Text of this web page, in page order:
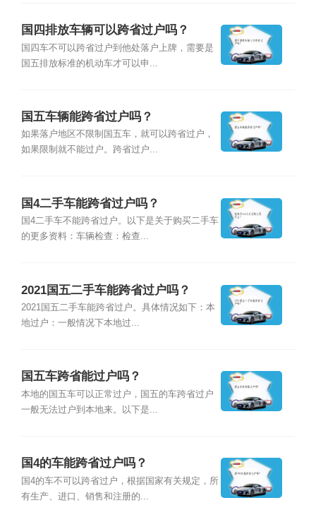
国四排放车辆可以跨省过户吗？
国四车不可以跨省过户到他处落户上牌，需要是
国五排放标准的机动车才可以申...
国五车辆能跨省过户吗？
如果落户地区不限制国五车，就可以跨省过户，
如果限制就不能过户。跨省过户...
国4二手车能跨省过户吗？
国4二手车不能跨省过户。以下是关于购买二手车
的更多资料：车辆检查：检查...
2021国五二手车能跨省过户吗？
2021国五二手车能跨省过户。具体情况如下：本
地过户：一般情况下本地过...
国五车跨省能过户吗？
本地的国五车可以正常过户，国五的车跨省过户
一般无法过户到本地来。以下是...
国4的车能跨省过户吗？
国4的车不可以跨省过户，根据国家有关规定，所
有生产、进口、销售和注册的...